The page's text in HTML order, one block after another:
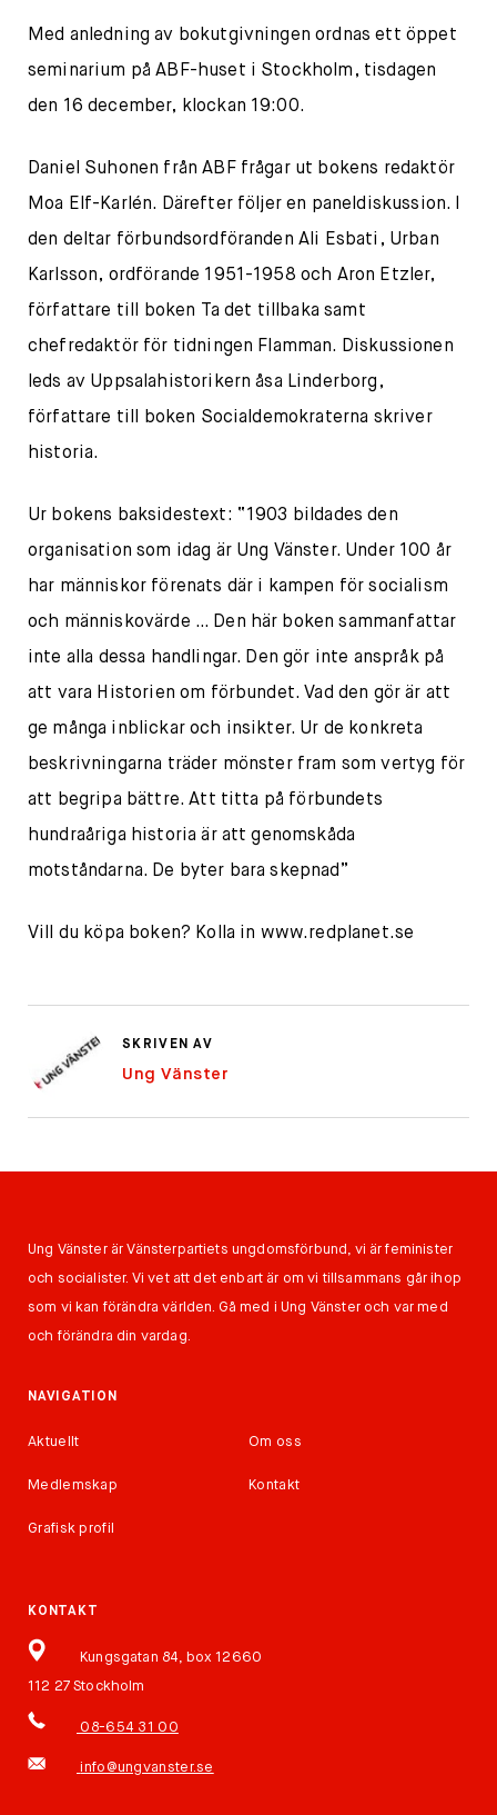
Med anledning av bokutgivningen ordnas ett öppet
seminarium på ABF-huset i Stockholm, tisdagen
den 16 december, klockan 19:00.
Daniel Suhonen från ABF frågar ut bokens redaktör
Moa Elf-Karlén. Därefter följer en paneldiskussion. I
den deltar förbundsordföranden Ali Esbati, Urban
Karlsson, ordförande 1951-1958 och Aron Etzler,
författare till boken Ta det tillbaka samt
chefredaktör för tidningen Flamman. Diskussionen
leds av Uppsalahistorikern åsa Linderborg,
författare till boken Socialdemokraterna skriver
historia.
Ur bokens baksidestext: “1903 bildades den
organisation som idag är Ung Vänster. Under 100 år
har människor förenats där i kampen för socialism
och människovärde … Den här boken sammanfattar
inte alla dessa handlingar. Den gör inte anspråk på
att vara Historien om förbundet. Vad den gör är att
ge många inblickar och insikter. Ur de konkreta
beskrivningarna träder mönster fram som vertyg för
att begripa bättre. Att titta på förbundets
hundraåriga historia är att genomskåda
motståndarna. De byter bara skepnad”
Vill du köpa boken? Kolla in www.redplanet.se
SKRIVEN AV
Ung Vänster
Ung Vänster är Vänsterpartiets ungdomsförbund, vi är feminister
och socialister. Vi vet att det enbart är om vi tillsammans går ihop
som vi kan förändra världen. Gå med i Ung Vänster och var med
och förändra din vardag.
NAVIGATION
Aktuellt Om oss
Medlemskap Kontakt
Grafisk profil
KONTAKT
Kungsgatan 84, box 12660
112 27 Stockholm
08-654 31 00
info@ungvanster.se